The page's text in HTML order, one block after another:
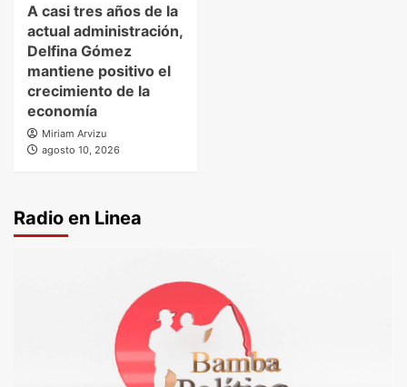
A casi tres años de la
actual administración,
Delfina Gómez
mantiene positivo el
crecimiento de la
economía
Miriam Arvizu
agosto 10, 2026
Radio en Linea